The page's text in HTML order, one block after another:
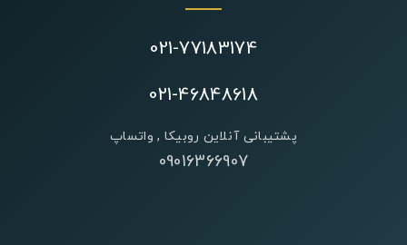
021-77183174
021-46848618
پشتیبانی آنلاین روبیکا , واتساپ
09016366907